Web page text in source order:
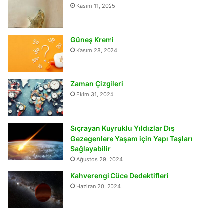
Kasım 11, 2025
Güneş Kremi
Kasım 28, 2024
Zaman Çizgileri
Ekim 31, 2024
Sıçrayan Kuyruklu Yıldızlar Dış
Gezegenlere Yaşam için Yapı Taşları
Sağlayabilir
Ağustos 29, 2024
Kahverengi Cüce Dedektifleri
Haziran 20, 2024